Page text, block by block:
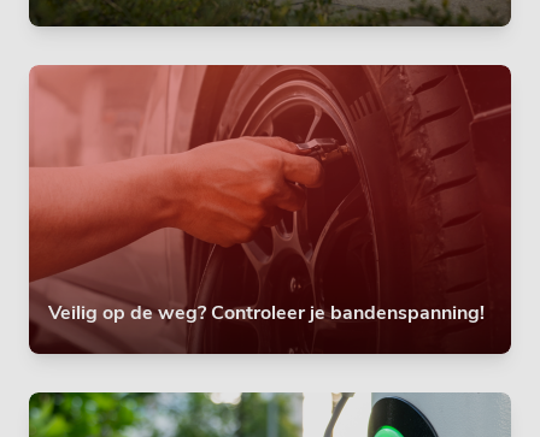
Veilig op de weg? Controleer je bandenspanning!